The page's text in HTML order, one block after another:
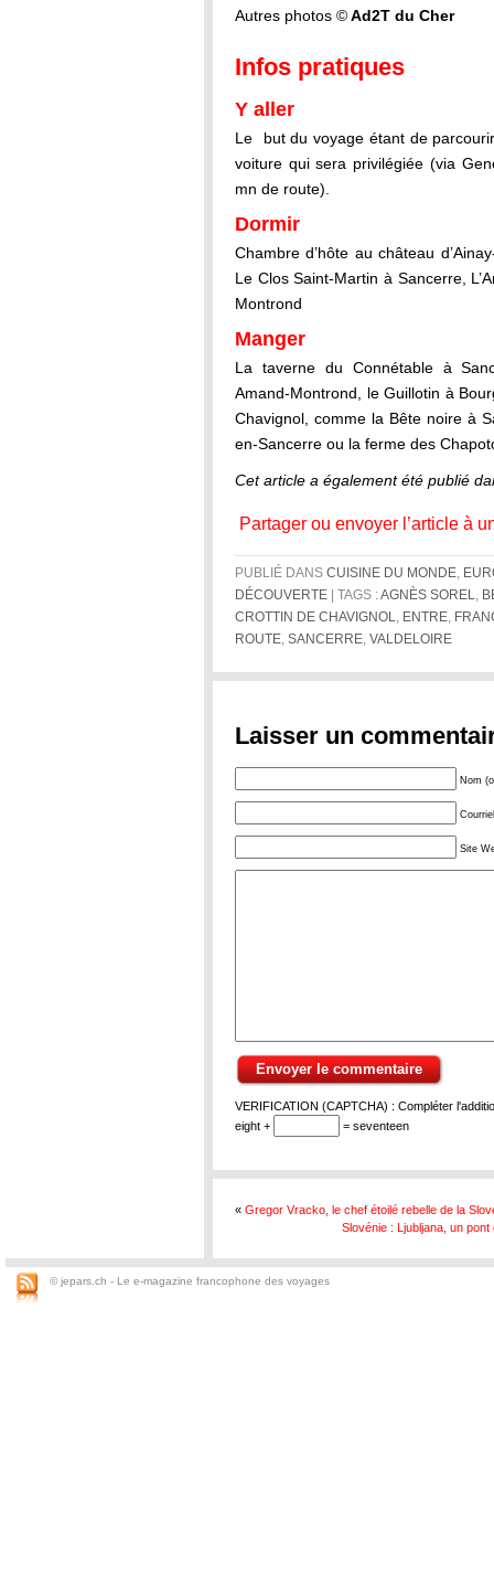
Autres photos ©Ad2T du Cher
Infos pratiques
Y aller
Le but du voyage étant de
voiture qui sera privilégiée (via
mn de route).
Dormir
Chambre d’hôte au château
Le Clos Saint-Martin à Sancerre,
Montrond
Manger
La taverne du Connétable à
Amand-Montrond, le Guillotin à
Chavignol, comme la Bête noire à
en-Sancerre ou la ferme des
Cet article a également été publié
Partager ou envoyer l’article à
PUBLIÉ DANS CUISINE DU MONDE
DÉCOUVERTE | TAGS :AGNÈS SOREL
CROTTIN DE CHAVIGNOL
ENTRE
ROUTE SANCERRE VALDELOIRE
Laisser un
Nom
Site
VERIFICATION (CAPTCHA) : Compléter
eight +
= seventeen
« Gregor Vracko, le chef étoilé rebelle de la
Slovénie : Ljubljana, un
© jepars.ch - Le e-magazine francophone des voyages